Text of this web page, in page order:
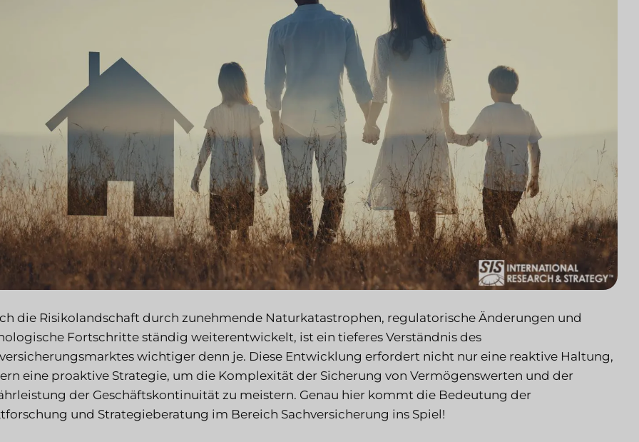
die Risikolandschaft durch zunehmende Naturkatastrophen, regulatorische Änderungen und
Fortschritte ständig weiterentwickelt, ist ein tieferes Verständnis des
wichtiger denn je. Diese Entwicklung erfordert nicht nur eine reaktive Haltung,
eine proaktive Strategie, um die Komplexität der Sicherung von Vermögenswerten und der
der Geschäftskontinuität zu meistern. Genau hier kommt die Bedeutung der
und Strategieberatung im Bereich Sachversicherung ins Spiel!